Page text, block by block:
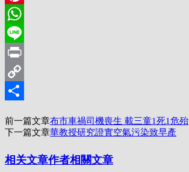
Pinterest
WhatsApp
Line
Print
Copy
享
前一篇文章布市車禍司機喪生 載三童1死1危殆
下一篇文章華教授研究證實空氣污染致早產
相关文章作者相關文章